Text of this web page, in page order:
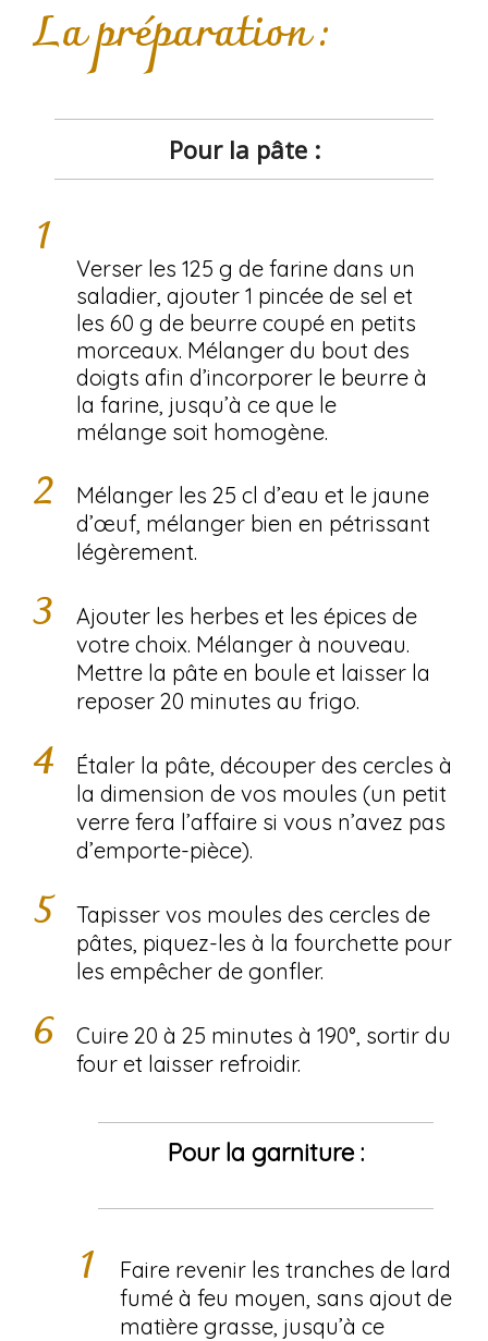
La préparation :
Pour la pâte :
Verser les 125 g de farine dans un
saladier, ajouter 1 pincée de sel et
les 60 g de beurre coupé en petits
morceaux. Mélanger du bout des
doigts afin d’incorporer le beurre à
la farine, jusqu’à ce que le
mélange soit homogène.
Mélanger les 25 cl d’eau et le jaune
d’œuf, mélanger bien en pétrissant
légèrement.
Ajouter les herbes et les épices de
votre choix. Mélanger à nouveau.
Mettre la pâte en boule et laisser la
reposer 20 minutes au frigo.
Étaler la pâte, découper des cercles à
la dimension de vos moules (un petit
verre fera l’affaire si vous n’avez pas
d’emporte-pièce).
Tapisser vos moules des cercles de
pâtes, piquez-les à la fourchette pour
les empêcher de gonfler.
Cuire 20 à 25 minutes à 190°, sortir du
four et laisser refroidir.
Pour la garniture :
Faire revenir les tranches de lard
fumé à feu moyen, sans ajout de
matière grasse, jusqu’à ce